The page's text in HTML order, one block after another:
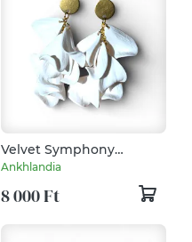
Velvet Symphony
fülbevaló Fehér
Ankhlandia
8 000 Ft